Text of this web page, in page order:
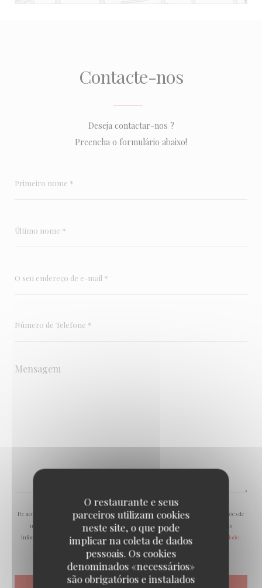
O restaurante e seus
parceiros utilizam cookies
neste site, o que pode
implicar na coleta de dados
pessoais. Os cookies
denominados «necessários»
são obrigatórios e instalados
Contacte-nos
Deseja contactar-nos ?
Preencha o formulário abaixo!
De acordo com a legislação de proteção de dados, tem o direito de se opor a comunicações de
marketing. Pode registar-se na Lista Robinson através derobinson.pt
. Para mais
informações sobre o tratamento dos seus dados, consulte a nossa
política de privacidade